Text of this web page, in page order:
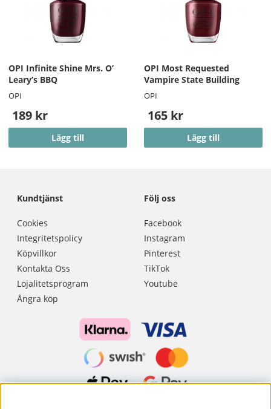
OPI Infinite Shine Mrs. O’
Leary’s BBQ
OPI
189 kr
Lägg till
OPI Most Requested
Vampire State Building
OPI
165 kr
Lägg till
Kundtjänst
Cookies
Integritetspolicy
Köpvillkor
Kontakta Oss
Lojalitetsprogram
Ångra köp
Följ oss
Facebook
Instagram
Pinterest
TikTok
Youtube